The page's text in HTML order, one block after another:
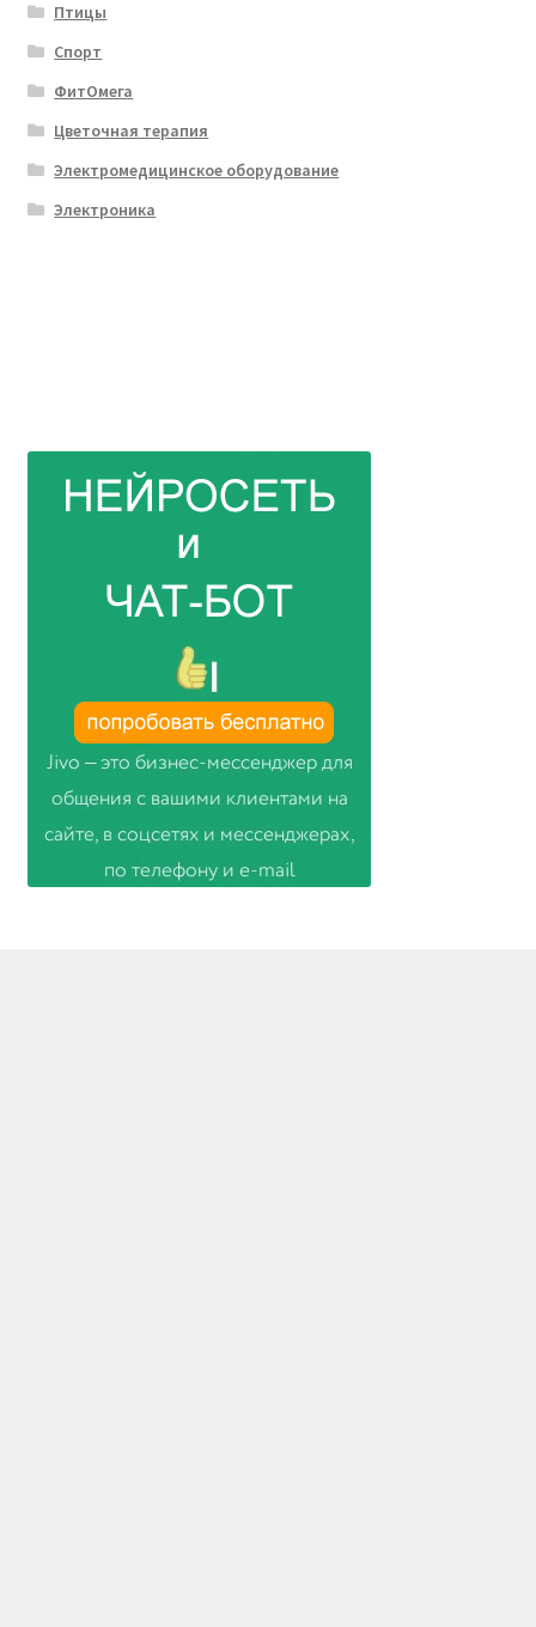
Птицы
Спорт
ФитОмега
Цветочная терапия
Электромедицинское оборудование
Электроника